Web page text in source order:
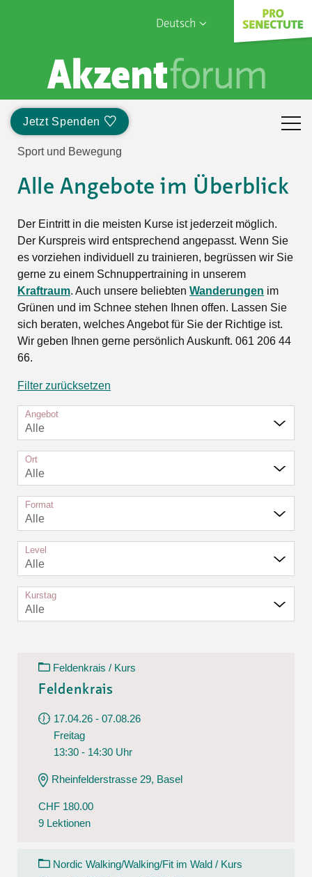
Deutsch
English
Français
Jetzt Spenden
Sophia Care
Sport und Bewegung
Alle Angebote im Überblick
Der Eintritt in die meisten Kurse ist jederzeit möglich.
Der Kurspreis wird entsprechend angepasst. Wenn Sie
es vorziehen individuell zu trainieren, begrüssen wir Sie
gerne zu einem Schnuppertraining in unserem
Kraftraum. Auch unsere beliebten Wanderungen im
Grünen und im Schnee stehen Ihnen offen. Lassen Sie
sich beraten, welches Angebot für Sie der Richtige ist.
Wir geben Ihnen gerne persönlich Auskunft. 061 206 44
66.
Filter zurücksetzen
Angebot
Alle
Ort
Alle
Format
Alle
Level
Alle
Kurstag
Alle
Feldenkrais / Kurs
Feldenkrais
17.04.26 - 07.08.26
Freitag
13:30 - 14:30 Uhr
Rheinfelderstrasse 29, Basel
CHF 180.00
9 Lektionen
Nordic Walking/Walking/Fit im Wald / Kurs